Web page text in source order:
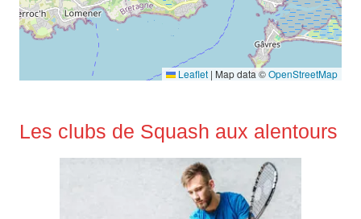
Leaflet | Map data ©OpenStreetMap
Les clubs de Squash aux alentours